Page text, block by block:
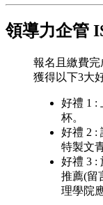
領導力企管
報名且繳費
獲得以下3大
好禮 1 :
杯。
好禮 2 :
特製文
好禮 3 :
推薦(留
理學院